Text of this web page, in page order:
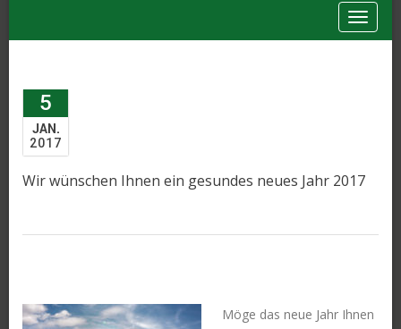
5
JAN.
2017
Wir wünschen Ihnen ein gesundes neues Jahr 2017
Möge das neue Jahr Ihnen